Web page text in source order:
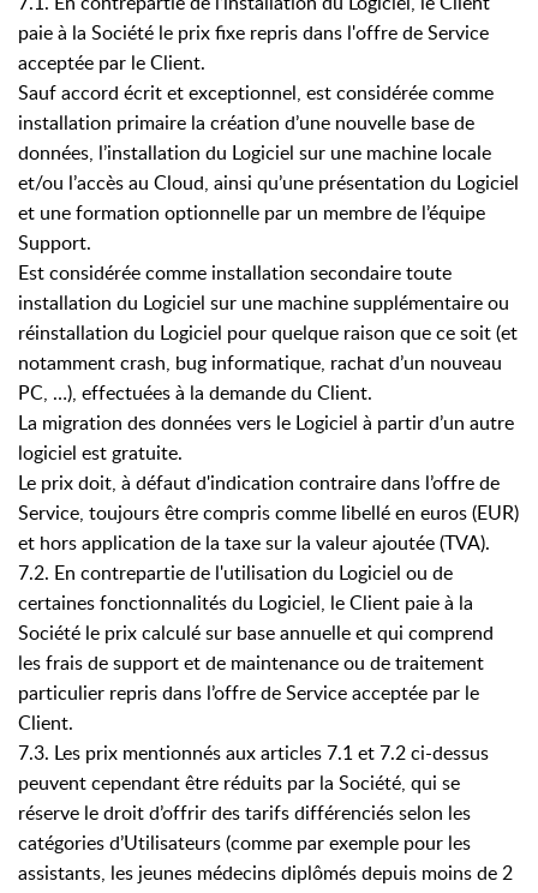
paie à la Société le prix fixe repris dans l'offre de Service
acceptée par le Client.
Sauf accord écrit et exceptionnel, est considérée comme
installation primaire la création d’une nouvelle base de
données, l’installation du Logiciel sur une machine locale
et/ou l’accès au Cloud, ainsi qu’une présentation du Logiciel
et une formation optionnelle par un membre de l’équipe
Support.
Est considérée comme installation secondaire toute
installation du Logiciel sur une machine supplémentaire ou
réinstallation du Logiciel pour quelque raison que ce soit (et
notamment crash, bug informatique, rachat d’un nouveau
PC, …), effectuées à la demande du Client.
La migration des données vers le Logiciel à partir d’un autre
logiciel est gratuite.
Le prix doit, à défaut d'indication contraire dans l’offre de
Service, toujours être compris comme libellé en euros (EUR)
et hors application de la taxe sur la valeur ajoutée (TVA).
7.2. En contrepartie de l'utilisation du Logiciel ou de
certaines fonctionnalités du Logiciel, le Client paie à la
Société le prix calculé sur base annuelle et qui comprend
les frais de support et de maintenance ou de traitement
particulier repris dans l’offre de Service acceptée par le
Client.
7.3. Les prix mentionnés aux articles 7.1 et 7.2 ci-dessus
peuvent cependant être réduits par la Société, qui se
réserve le droit d’offrir des tarifs différenciés selon les
catégories d’Utilisateurs (comme par exemple pour les
assistants, les jeunes médecins diplômés depuis moins de 2